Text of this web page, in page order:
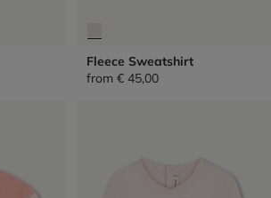
Fleece Sweatshirt
from € 45,00